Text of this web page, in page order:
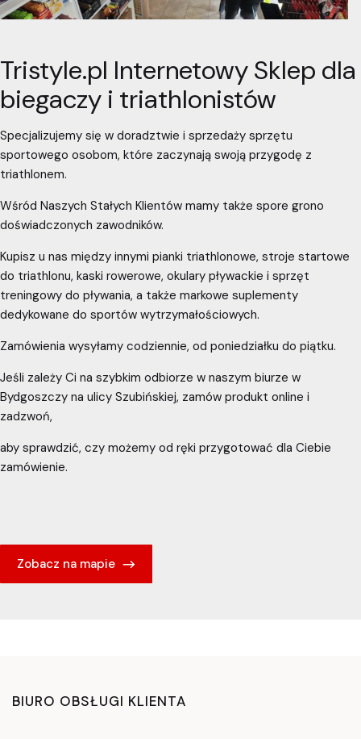
Tristyle.pl Internetowy Sklep dla
biegaczy i triathlonistów
Specjalizujemy się w doradztwie i sprzedaży sprzętu
sportowego osobom, które zaczynają swoją przygodę z
triathlonem.
Wśród Naszych Stałych Klientów mamy także spore grono
doświadczonych zawodników.
Kupisz u nas między innymi pianki triathlonowe, stroje startowe
do triathlonu, kaski rowerowe, okulary pływackie i sprzęt
treningowy do pływania, a także markowe suplementy
dedykowane do sportów wytrzymałościowych.
Zamówienia wysyłamy codziennie, od poniedziałku do piątku.
Jeśli zależy Ci na szybkim odbiorze w naszym biurze w
Bydgoszczy na ulicy Szubińskiej, zamów produkt online i
zadzwoń,
aby sprawdzić, czy możemy od ręki przygotować dla Ciebie
zamówienie.
Zobacz na mapie
BIURO OBSŁUGI KLIENTA